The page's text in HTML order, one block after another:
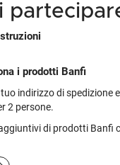
i prodotti Banfi
indirizzo di spedizione
2 persone.
di prodotti Banfi